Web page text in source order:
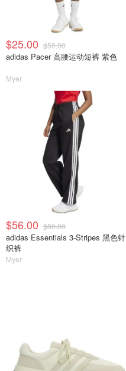
$25.00 $50.00
adidas Pacer 高腰运动短裤 紫色
Myer
$56.00 $80.00
adidas Essentials 3-Stripes 黑色针
织裤
Myer